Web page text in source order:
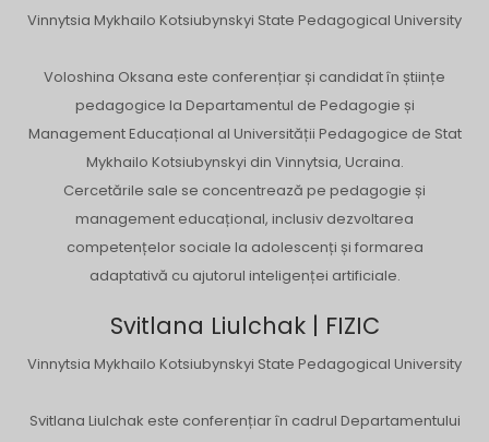
Vinnytsia Mykhailo Kotsiubynskyi State Pedagogical University
Voloshina Oksana este conferențiar și candidat în științe
pedagogice la Departamentul de Pedagogie și
Management Educațional al Universității Pedagogice de Stat
Mykhailo Kotsiubynskyi din Vinnytsia, Ucraina.
Cercetările sale se concentrează pe pedagogie și
management educațional, inclusiv dezvoltarea
competențelor sociale la adolescenți și formarea
adaptativă cu ajutorul inteligenței artificiale.
Svitlana Liulchak | FIZIC
Vinnytsia Mykhailo Kotsiubynskyi State Pedagogical University
Svitlana Liulchak este conferențiar în cadrul Departamentului